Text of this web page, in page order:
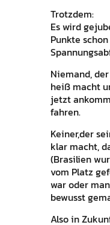
Trotzdem:
Es wird
Punkte
Niemand,
heiß macht
jetzt
fahren.
Keiner,der
klar macht,
(Brasilien
vom Platz
war oder
bewusst
Also in